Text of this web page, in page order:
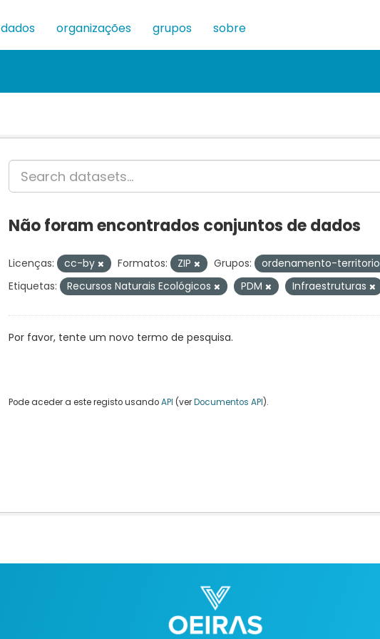
dados organizações grupos sobre
Não foram encontrados conjuntos de dados
Licenças: cc-by Formatos: ZIP Grupos:
ordenamento-territorio
Etiquetas:
Recursos Naturais Ecológicos PDM Infraestruturas
Por favor, tente um novo termo de pesquisa.
Pode aceder a este registo usandoAPI (verDocumentos API).